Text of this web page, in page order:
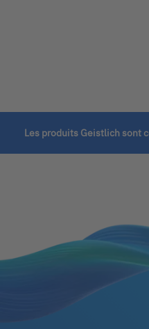
Les produits Geistlich sont